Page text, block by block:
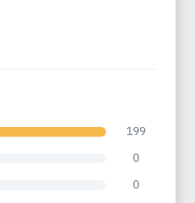
199
0
0